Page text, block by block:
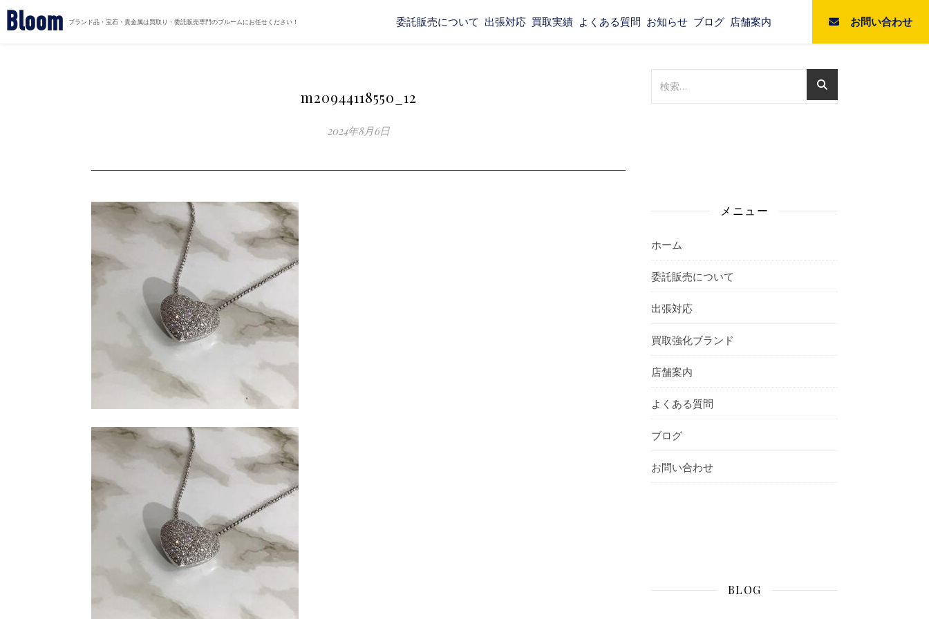
Bloom ブランド品・宝石・貴金属は買取り・委託販売専門のブルームにお任せください！ 委託販売について 出張対応 買取実績 よくある質問 お知らせ ブログ 店舗案内 お問い合わせ
m20944118550_12
2024年8月6日
メニュー
ホーム
委託販売について
出張対応
買取強化ブランド
店舗案内
よくある質問
ブログ
お問い合わせ
BLOG